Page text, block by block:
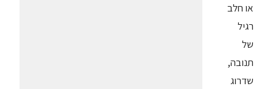
או חלב
רגיל
של
תנובה,
שדרוג